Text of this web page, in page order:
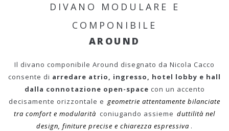
DIVANO MODULARE E
COMPONIBILE
AROUND
Il divano componibile Around disegnato da Nicola Cacco
consente di arredare atrio, ingresso, hotel lobby e hall
dalla connotazione open-space con un accento
decisamente orizzontale e geometrie attentamente bilanciate
tra comfort e modularità coniugando assieme duttilità nel
design, finiture precise e chiarezza espressiva .